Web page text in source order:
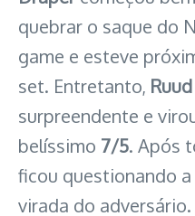
quebrar o saque do
game e esteve
set. Entretanto, Ruud
surpreendente e
belíssimo 7/5. Após
ficou questionando
virada do adversário.